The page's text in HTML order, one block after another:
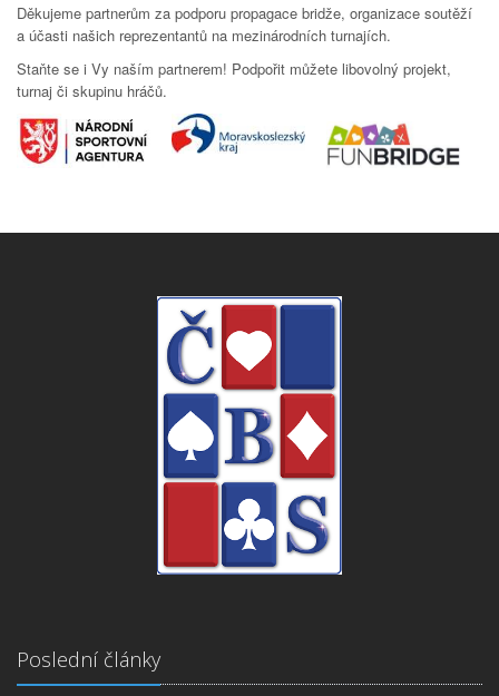
Děkujeme partnerům za podporu propagace bridže, organizace soutěží
a účasti našich reprezentantů na mezinárodních turnajích.
Staňte se i Vy naším partnerem! Podpořit můžete libovolný projekt,
turnaj či skupinu hráčů.
Poslední články